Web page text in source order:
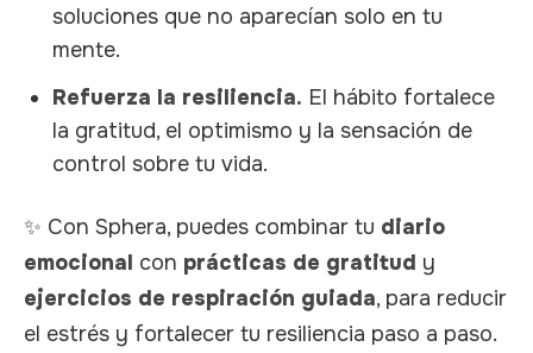
soluciones que no aparecían solo en tu
mente.
Refuerza la resiliencia. El hábito fortalece
la gratitud, el optimismo y la sensación de
control sobre tu vida.
✨ Con Sphera, puedes combinar tu diario
emocional con prácticas de gratitud y
ejercicios de respiración guiada, para reducir
el estrés y fortalecer tu resiliencia paso a paso.